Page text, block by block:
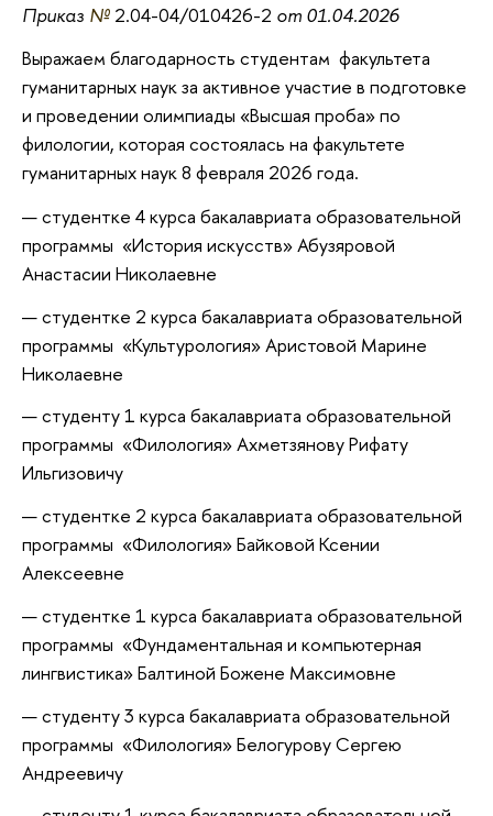
Приказ № 2.04-04/010426-2 от 01.04.2026
Выражаем благодарность студентам факультета
гуманитарных наук за активное участие в подготовке
и проведении олимпиады «Высшая проба» по
филологии, которая состоялась на факультете
гуманитарных наук 8 февраля 2026 года.
студентке 4 курса бакалавриата образовательной
программы «История искусств» Абузяровой
Анастасии Николаевне
студентке 2 курса бакалавриата образовательной
программы «Культурология» Аристовой Марине
Николаевне
студенту 1 курса бакалавриата образовательной
программы «Филология» Ахметзянову Рифату
Ильгизовичу
студентке 2 курса бакалавриата образовательной
программы «Филология» Байковой Ксении
Алексеевне
студентке 1 курса бакалавриата образовательной
программы «Фундаментальная и компьютерная
лингвистика» Балтиной Божене Максимовне
студенту 3 курса бакалавриата образовательной
программы «Филология» Белогурову Сергею
Андреевичу